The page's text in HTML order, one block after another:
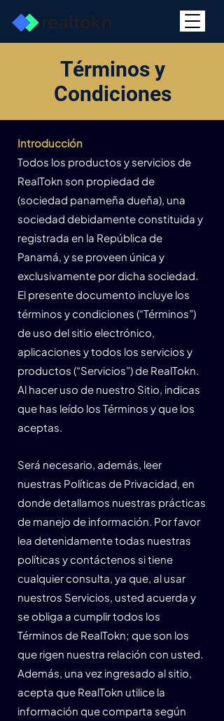
Términos y
Condiciones
Introducción
Todos los productos y servicios de
RealTokn son propiedad de
(sociedad panameña dueña), una
sociedad debidamente constituida y
registrada en la República de
Panamá, y se proveen única y
exclusivamente por dicha sociedad.
El presente documento incluye los
términos y condiciones (“Términos”)
de uso del sitio electrónico,
aplicaciones y todos los servicios y
productos (“Servicios”) de RealTokn.
Al hacer uso de nuestro Sitio, indicas
que has leído los Términos y que los
aceptas.
Será necesario, además, leer
nuestras Políticas de Privacidad, en
donde detallamos nuestras prácticas
de manejo de información. Por favor
lea detenidamente todas nuestras
políticas y contáctenos si tiene
cualquier consulta, ya que, al usar
nuestros Servicios, usted acuerda y
se obliga a cumplir todos los
Términos de RealTokn; que son los
que rigen nuestra relación con usted.
Además, una vez ingresado al sitio,
acepta que RealTokn utilice la
información que comparta según